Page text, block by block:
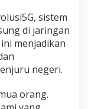
sistem
di jaringan
menjadikan
negeri.
orang.